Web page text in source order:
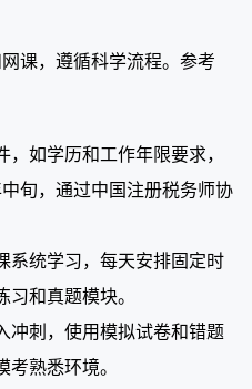
课，遵循科学流程。参考
如学历和工作年限要求，
旬，通过中国注册税务师协
系统学习，每天安排固定时
和真题模块。
冲刺，使用模拟试卷和错题
熟悉环境。